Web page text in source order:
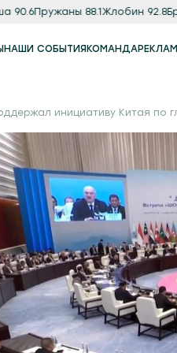
Пружаны 88.1Жлобин 92.8
НАШИ СОБЫТИЯ КОМАНДА
инициативу Китая по